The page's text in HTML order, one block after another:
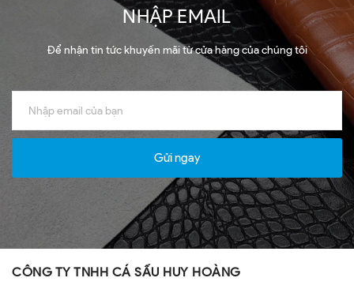
NHẬP EMAIL
Để nhận tin tức khuyến mãi từ cửa hàng của chúng tôi
Gửi ngay
CÔNG TY TNHH CÁ SẤU HUY HOÀNG